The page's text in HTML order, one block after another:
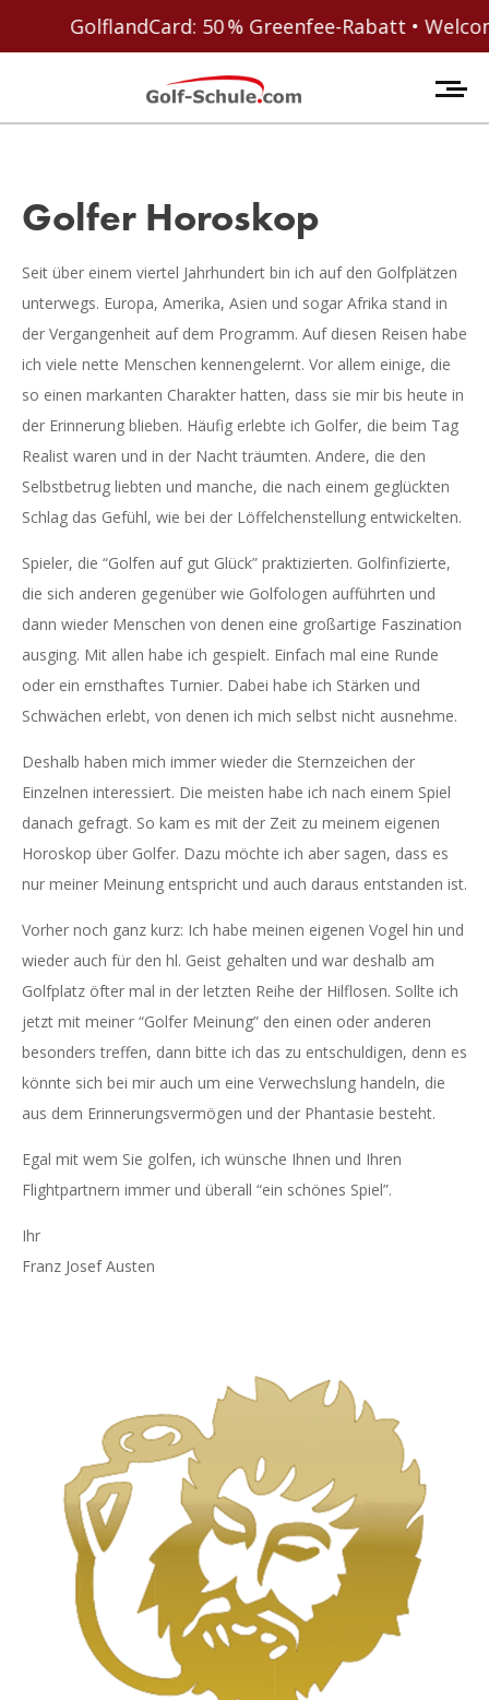
GolflandCard: 50 % Greenfee-Rabatt • Welcome
Golfer Horoskop
Seit über einem viertel Jahrhundert bin ich auf den Golfplätzen
unterwegs. Europa, Amerika, Asien und sogar Afrika stand in
der Vergangenheit auf dem Programm. Auf diesen Reisen habe
ich viele nette Menschen kennengelernt. Vor allem einige, die
so einen markanten Charakter hatten, dass sie mir bis heute in
der Erinnerung blieben. Häufig erlebte ich Golfer, die beim Tag
Realist waren und in der Nacht träumten. Andere, die den
Selbstbetrug liebten und manche, die nach einem geglückten
Schlag das Gefühl, wie bei der Löffelchenstellung entwickelten.
Spieler, die “Golfen auf gut Glück” praktizierten. Golfinfizierte,
die sich anderen gegenüber wie Golfologen aufführten und
dann wieder Menschen von denen eine großartige Faszination
ausging. Mit allen habe ich gespielt. Einfach mal eine Runde
oder ein ernsthaftes Turnier. Dabei habe ich Stärken und
Schwächen erlebt, von denen ich mich selbst nicht ausnehme.
Deshalb haben mich immer wieder die Sternzeichen der
Einzelnen interessiert. Die meisten habe ich nach einem Spiel
danach gefragt. So kam es mit der Zeit zu meinem eigenen
Horoskop über Golfer. Dazu möchte ich aber sagen, dass es
nur meiner Meinung entspricht und auch daraus entstanden ist.
Vorher noch ganz kurz: Ich habe meinen eigenen Vogel hin und
wieder auch für den hl. Geist gehalten und war deshalb am
Golfplatz öfter mal in der letzten Reihe der Hilflosen. Sollte ich
jetzt mit meiner “Golfer Meinung” den einen oder anderen
besonders treffen, dann bitte ich das zu entschuldigen, denn es
könnte sich bei mir auch um eine Verwechslung handeln, die
aus dem Erinnerungsvermögen und der Phantasie besteht.
Egal mit wem Sie golfen, ich wünsche Ihnen und Ihren
Flightpartnern immer und überall “ein schönes Spiel”.
Ihr
Franz Josef Austen